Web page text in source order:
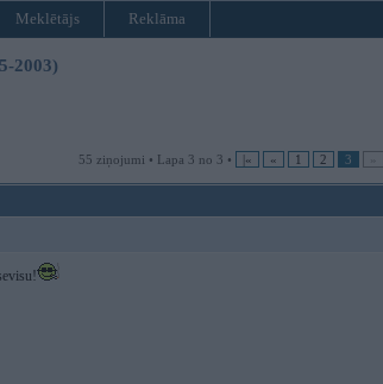
Meklētājs Reklāma
2003)
55 ziņojumi • Lapa 3 no 3 • |« « 1 2 3